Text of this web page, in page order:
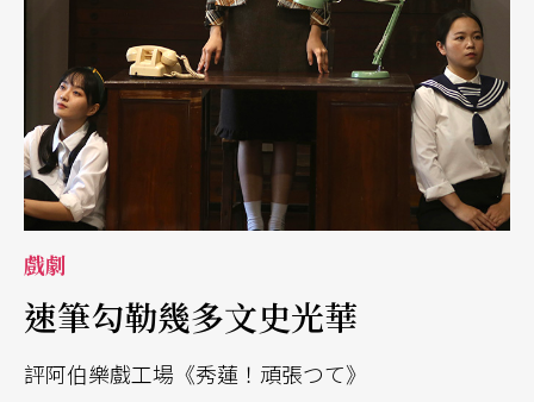
戲劇
速筆勾勒幾多文史光華
評阿伯樂戲工場《秀蓮！頑張つて》